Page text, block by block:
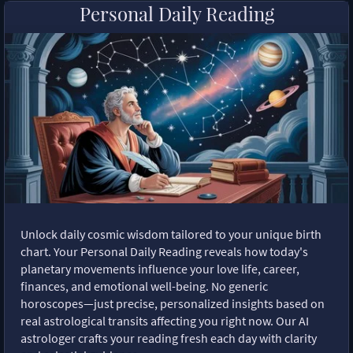
Personal Daily Reading
Unlock daily cosmic wisdom tailored to your unique birth
chart. Your Personal Daily Reading reveals how today's
planetary movements influence your love life, career,
finances, and emotional well-being. No generic
horoscopes—just precise, personalized insights based on
real astrological transits affecting you right now. Our AI
astrologer crafts your reading fresh each day with clarity